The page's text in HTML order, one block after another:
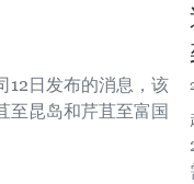
12日发布的消息，该
至昆岛和芹苴至富国